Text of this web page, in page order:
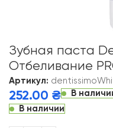
Зубная паста
Отбеливание
Артикул:
252.00 ₴
В
В наличии